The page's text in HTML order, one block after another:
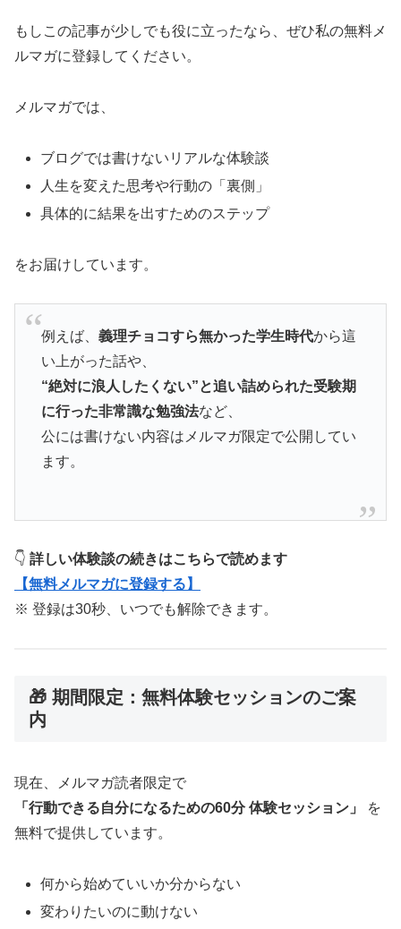
もしこの記事が少しでも役に立ったなら、ぜひ私の無料メ
ルマガに登録してください。
メルマガでは、
ブログでは書けないリアルな体験談
人生を変えた思考や行動の「裏側」
具体的に結果を出すためのステップ
をお届けしています。
例えば、 義理チョコすら無かった学生時代から這
い上がった話や、
“絶対に浪人したくない”と追い詰められた受験期
に行った非常識な勉強法など、
公には書けない内容はメルマガ限定で公開してい
ます。
👇 詳しい体験談の続きはこちらで読めます
【無料メルマガに登録する】
※ 登録は30秒、いつでも解除できます。
🎁 期間限定：無料体験セッションのご案
内
現在、メルマガ読者限定で
「行動できる自分になるための60分 体験セッション」
を
無料で提供しています。
何から始めていいか分からない
変わりたいのに動けない